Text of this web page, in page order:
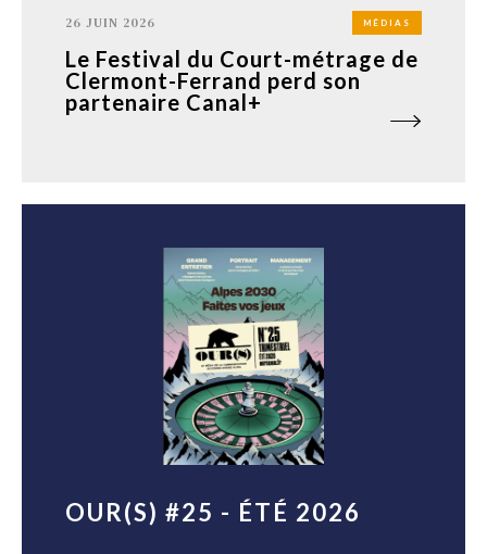
26 JUIN 2026 MÉDIAS
Le Festival du Court-métrage de
Clermont-Ferrand perd son
partenaire Canal+
OUR(S) #25 - ÉTÉ 2026